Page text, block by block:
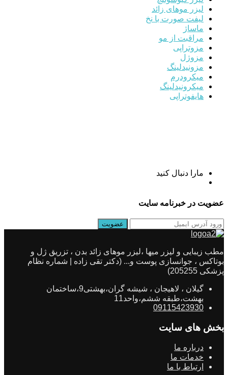
لیزر موهای زائد
لیفت صورت با نخ
ماساژ
مراقبت از مو
مزوتراپی
مزوژل
مزونیدلینگ
میکرودرم
میکرونیدلینگ
هایفوتراپی
مارا دنبال کنید
عضویت در خبرنامه سایت
مطب زیبایی و لیزر میها ،لیزر موهای زائد بدن ، تزریق ژل و
بوتاکس ، جوانسازی پوست و... (دکتر تقی زاده | شماره نظام
پزشکی 205255)
گیلان ، لاهیجان ، شیشه گران،بهشتی9،ساختمان
بهشت،طبقه ششم،واحد11
09115423930
بخش های سایت
درباره ما
خدمات ما
ارتباط با ما